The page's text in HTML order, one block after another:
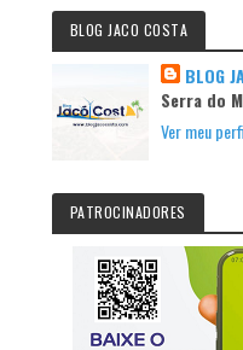
BLOG JACO COSTA
BLOG
Serra do
Ver meu
PATROCINADORES